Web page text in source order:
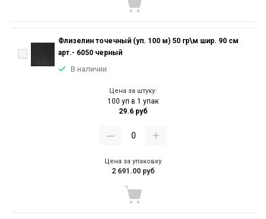
Флизелин точечный (уп. 100 м) 50 гр\м шир. 90 см
арт.- 6050 черный
В наличии
Цена за штуку:
100 уп в 1 упак
29.6 руб
Цена за упаковку
2 691.00 руб